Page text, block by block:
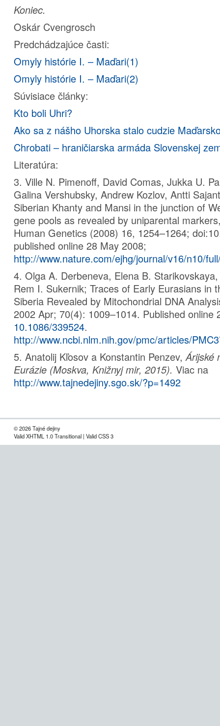
Koniec.
Oskár Cvengrosch
Predchádzajúce časti:
Omyly histórie I. – Maďari(1)
Omyly histórie I. – Maďari(2)
Súvisiace články:
Kto boli Uhri?
Ako sa z nášho Uhorska stalo cudzie
Chrobati – hraničiarska armáda Slovenskej
Literatúra:
3. Ville N. Pimenoff, David Comas, Jukka U.
Galina Vershubsky, Andrew Kozlov, Antti
Siberian Khanty and Mansi in the junction of
gene pools as revealed by uniparental
Human Genetics (2008) 16, 1254–1264;
published online 28 May 2008;
http://www.nature.com/ejhg/journal/v16/n10/
4. Olga A. Derbeneva, Elena B.
Rem I. Sukernik; Traces of Early Eurasians in
Siberia Revealed by Mitochondrial DNA
2002 Apr; 70(4): 1009–1014. Published
10.1086/339524.
http://www.ncbi.nlm.nih.gov/pmc/articles/
5. Anatolij Kľosov a Konstantin Penzev, Árijské
Eurázie (Moskva, Knižnyj mir, 2015). Viac na
http://www.tajnedejiny.sgo.sk/?p=1492
© 2026 Tajné dejiny
Valid XHTML 1.0 Transitional | Valid CSS 3